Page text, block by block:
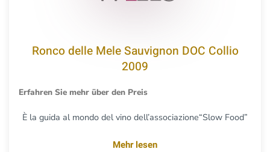
Ronco delle Mele Sauvignon DOC Collio
2009
Erfahren Sie mehr über den Preis
È la guida al mondo del vino dell’associazione“Slow Food”
Mehr lesen